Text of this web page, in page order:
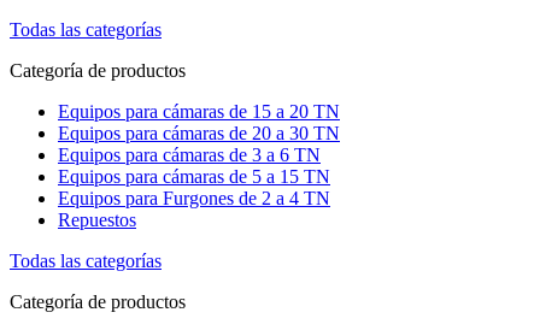
Todas las categorías
Categoría de productos
Equipos para cámaras de 15 a 20 TN
Equipos para cámaras de 20 a 30 TN
Equipos para cámaras de 3 a 6 TN
Equipos para cámaras de 5 a 15 TN
Equipos para Furgones de 2 a 4 TN
Repuestos
Todas las categorías
Categoría de productos